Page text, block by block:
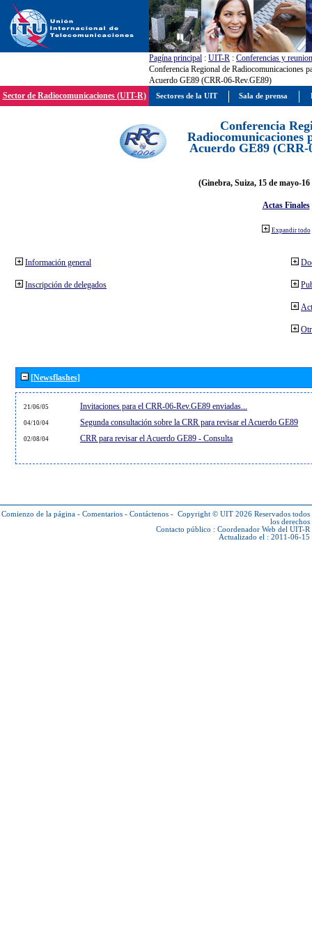
Pagína principal : UIT-R : Conferencias y
Conferencia Regional de Radiocomunicaciones
Acuerdo GE89 (CRR-06-Rev.GE89)
Sector de Radiocomunicaciones (UIT-R)
Conferencia
Radiocomunicaciones
Acuerdo GE89 (CRR-
(Ginebra, Suiza, 15 de mayo-
Actas Finales
Expandir todo
Información general
Inscripción de delegados
[Newsflashes]
21/06/05 Invitaciones para el CRR-06-Rev.GE89 enviadas...
04/10/04 Segunda consultación sobre la CRR para revisar el Acuerdo GE89
02/08/04 CRR para revisar el Acuerdo GE89 - Consulta
Comienzo de la página - Comentarios - Contáctenos - Copyright © UIT 2026 Reservados todos
los derechos
Contacto público : Coordenador Web del UIT-R
Actualizado el : 2011-06-15
Sectores de la UIT Sala de prensa